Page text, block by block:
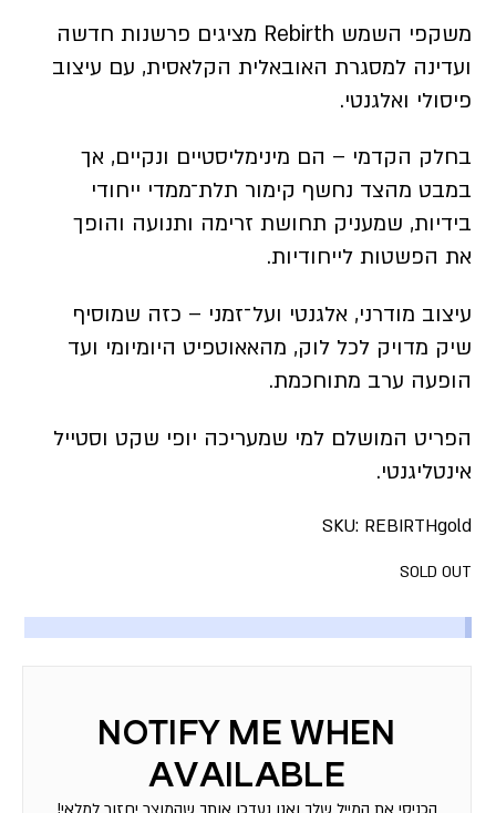
משקפי השמש Rebirth מציגים פרשנות חדשה
ועדינה למסגרת האובאלית הקלאסית, עם עיצוב
פיסולי ואלגנטי.
בחלק הקדמי – הם מינימליסטיים ונקיים, אך
במבט מהצד נחשף קימור תלת־ממדי ייחודי
בידיות, שמעניק תחושת זרימה ותנועה והופך
את הפשטות לייחודיות.
עיצוב מודרני, אלגנטי ועל־זמני – כזה שמוסיף
שיק מדויק לכל לוק, מהאאוטפיט היומיומי ועד
הופעה ערב מתוחכמת.
הפריט המושלם למי שמעריכה יופי שקט וסטייל
אינטליגנטי.
SKU: REBIRTHgold
SOLD OUT